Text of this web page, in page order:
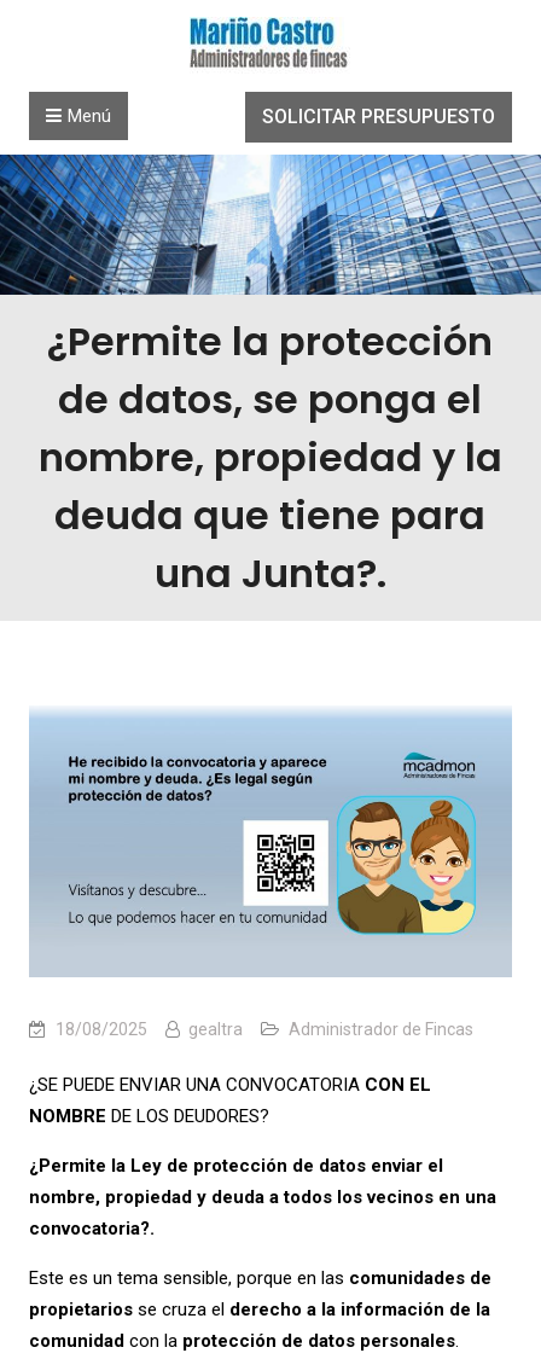
SOLICITAR PRESUPUESTO
Menú
¿Permite la protección
de datos, se ponga el
nombre, propiedad y la
deuda que tiene para
una Junta?.
18/08/2025 gealtra Administrador de Fincas
¿SE PUEDE ENVIAR UNA CONVOCATORIA CON EL
NOMBRE DE LOS DEUDORES?
¿Permite la Ley de protección de datos enviar el
nombre, propiedad y deuda a todos los vecinos en una
convocatoria?.
Este es un tema sensible, porque en las comunidades de
propietariosse cruza el derecho a la información de la
comunidad con la protección de datos personales.